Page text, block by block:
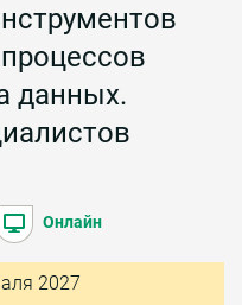
данных.
Онлайн
2027